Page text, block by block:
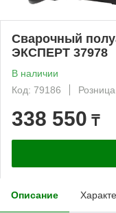
Сварочный
ЭКСПЕРТ 37978
В наличии
Код: 79186
Розница
338 550 ₸
Описание